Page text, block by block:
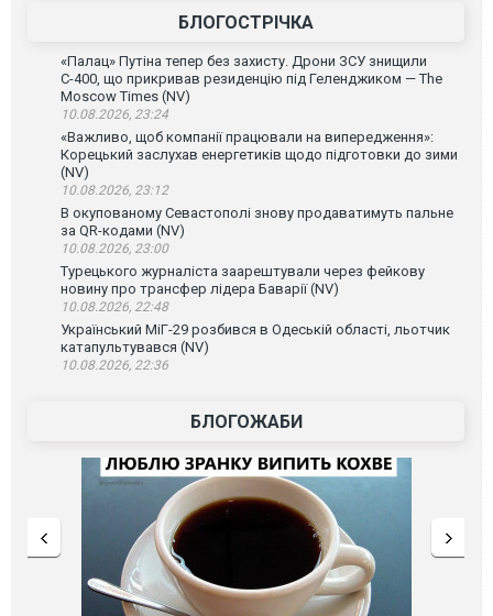
БЛОГОСТРІЧКА
«Палац» Путіна тепер без захисту. Дрони ЗСУ знищили
С-400, що прикривав резиденцію під Геленджиком — The
Moscow Times (NV)
10.08.2026, 23:24
«Важливо, щоб компанії працювали на випередження»:
Корецький заслухав енергетиків щодо підготовки до зими
(NV)
10.08.2026, 23:12
В окупованому Севастополі знову продаватимуть пальне
за QR-кодами (NV)
10.08.2026, 23:00
Турецького журналіста заарештували через фейкову
новину про трансфер лідера Баварії (NV)
10.08.2026, 22:48
Український МіГ-29 розбився в Одеській області, льотчик
катапультувався (NV)
10.08.2026, 22:36
БЛОГОЖАБИ